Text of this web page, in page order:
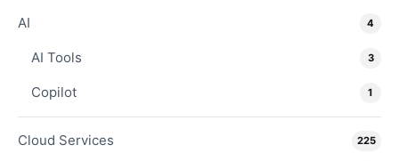
AI 4
AI Tools 3
Copilot 1
Cloud Services 225